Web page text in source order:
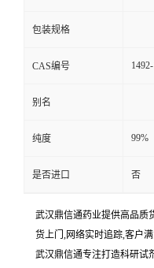
包装规格
CAS编号
别名
纯度 99%
是否进口 否
武汉鼎信通药业提供高品质
货上门,网络实时追踪,客户
武汉鼎信通专注打造科研试